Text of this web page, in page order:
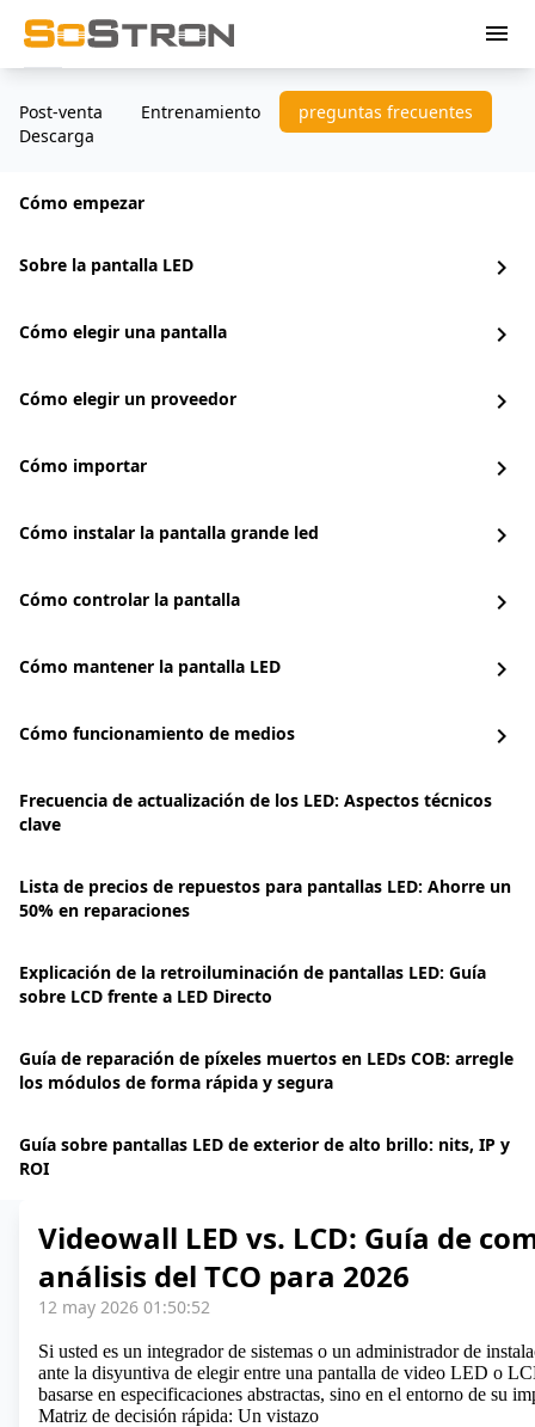
menu
Post-venta Entrenamiento
preguntas frecuentes
Descarga
Cómo empezar
Sobre la pantalla LED chevron_right
Cómo elegir una pantalla chevron_right
Cómo elegir un proveedor chevron_right
Cómo importar chevron_right
Cómo instalar la pantalla grande led chevron_right
Cómo controlar la pantalla chevron_right
Cómo mantener la pantalla LED chevron_right
Cómo funcionamiento de medios chevron_right
Frecuencia de actualización de los LED: Aspectos técnicos
clave
Lista de precios de repuestos para pantallas LED: Ahorre un
50% en reparaciones
Explicación de la retroiluminación de pantallas LED: Guía
sobre LCD frente a LED Directo
Guía de reparación de píxeles muertos en LEDs COB: arregle
los módulos de forma rápida y segura
Guía sobre pantallas LED de exterior de alto brillo: nits, IP y
ROI
Videowall LED vs. LCD: Guía de
análisis del TCO para 2026
12 may 2026 01:50:52
Si usted es un integrador de sistemas o un administrador de
ante la disyuntiva de elegir entre una pantalla de video LED o
basarse en especificaciones abstractas, sino en el entorno de su
Matriz de decisión rápida: Un vistazo